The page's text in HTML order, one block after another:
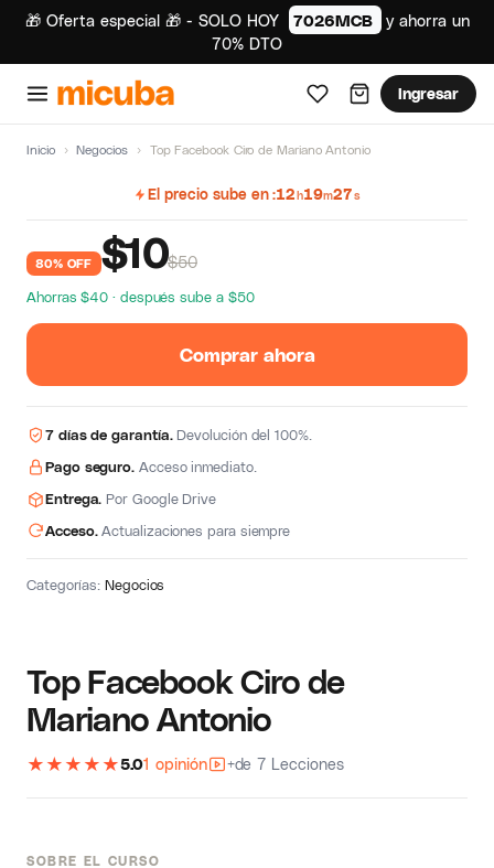
🎁 Oferta especial 🎁 - SOLO HOY 7026MCB
y ahorra un
70% DTO
Ingresar
Inicio › Negocios › Top Facebook Ciro de Mariano Antonio
Top Facebook Ciro de
Mariano Antonio
★ ★ ★ ★ ★5.01 opinión +de 7 Lecciones
SOBRE EL CURSO
El precio sube en 12h19m27s
80% OFF $10$50
Ahorras $40 · después sube a $50
Comprar ahora
7 días de garantía.Devolución del 100%.
Pago seguro. Acceso inmediato.
Entrega. Por Google Drive
Acceso.Actualizaciones para siempre
Categorías:Negocios